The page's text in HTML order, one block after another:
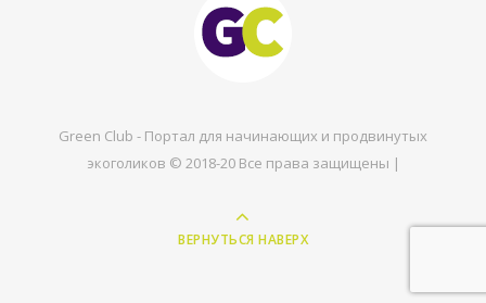
Green Club - Портал для начинающих и продвинутых
экоголиков © 2018-20 Все права защищены |
ВЕРНУТЬСЯ НАВЕРХ